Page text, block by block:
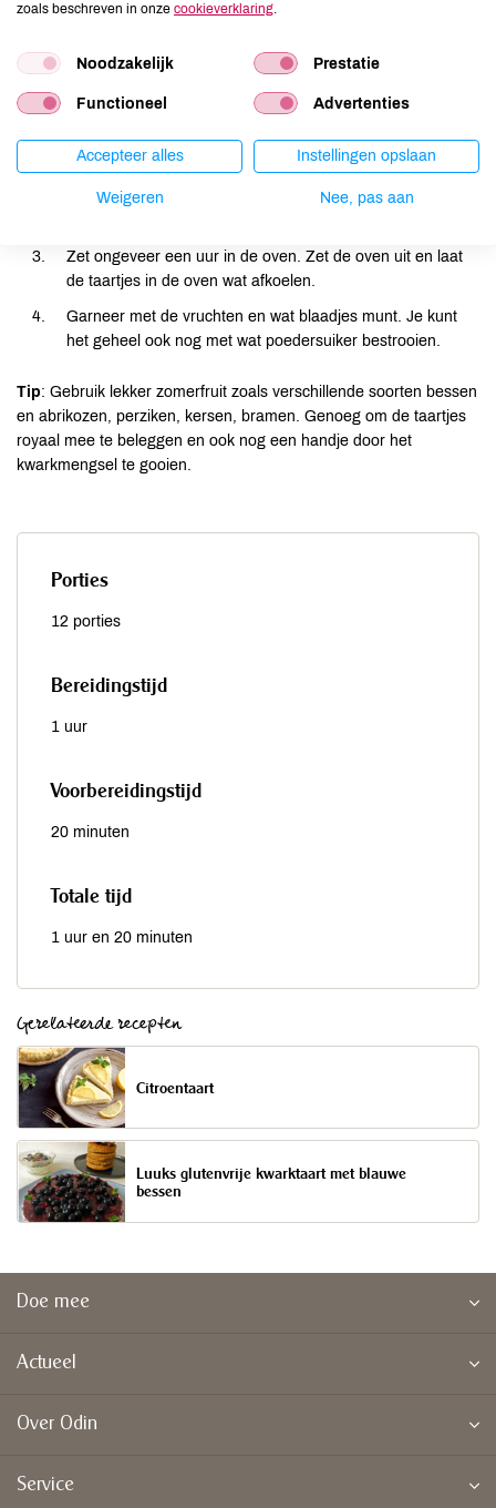
Verwarm de oven voor op 180 ºC. Leg papieren vormpjes
in de muffinvorm. Alle ingrediënten voor de bodem
mengen tot een kruimelige massa, verdelen over de
vormpjes en goed aandrukken.
Voor de vulling alle ingrediënten door elkaar roeren
(vergeet niet om ook wat fruit er doorheen te mengen) en
Zet ongeveer een uur in de oven. Zet de oven uit en laat
de taartjes in de oven wat afkoelen.
Garneer met de vruchten en wat blaadjes munt. Je kunt
het geheel ook nog met wat poedersuiker bestrooien.
Tip: Gebruik lekker zomerfruit zoals verschillende soorten bessen
en abrikozen, perziken, kersen, bramen. Genoeg om de taartjes
royaal mee te beleggen en ook nog een handje door het
kwarkmengsel te gooien.
Porties
12 porties
Bereidingstijd
1 uur
Voorbereidingstijd
20 minuten
Totale tijd
1 uur en 20 minuten
Gerelateerde recepten
Citroentaart
Luuks glutenvrije kwarktaart met blauwe
bessen
Doe mee
Actueel
Over Odin
Service
zoals beschreven in onze cookieverklaring.
Noodzakelijk Prestatie
Functioneel Advertenties
Accepteer alles Instellingen opslaan
Weigeren Nee, pas aan